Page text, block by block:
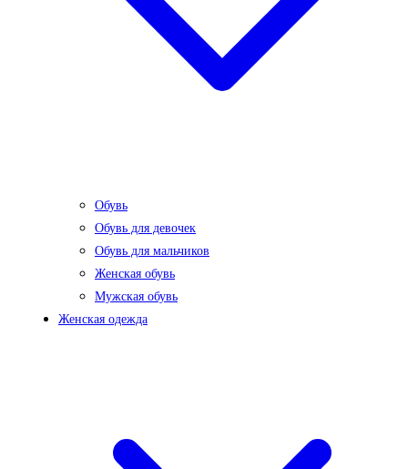
Обувь
Обувь для девочек
Обувь для мальчиков
Женская обувь
Мужская обувь
Женская одежда